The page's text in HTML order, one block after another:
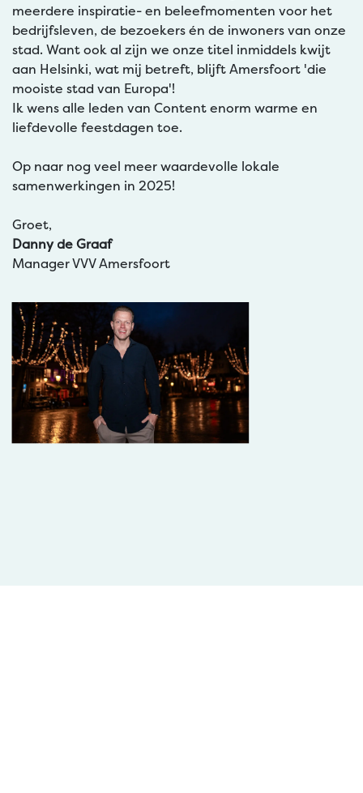
meerdere inspiratie- en beleefmomenten voor het
bedrijfsleven, de bezoekers én de inwoners van onze
stad. Want ook al zijn we onze titel inmiddels kwijt
aan Helsinki, wat mij betreft, blijft Amersfoort 'die
mooiste stad van Europa'!
Ik wens alle leden van Content enorm warme en
liefdevolle feestdagen toe.
Op naar nog veel meer waardevolle lokale
samenwerkingen in 2025!
Groet,
Danny de Graaf
Manager VVV Amersfoort